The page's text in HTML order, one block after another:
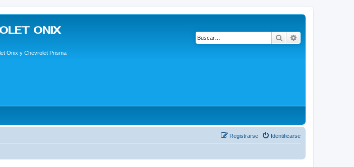
ONIX
Onix y Chevrolet Prisma
Buscar
Identificarse
Registrarse